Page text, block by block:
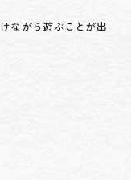
ながら遊ぶことが出